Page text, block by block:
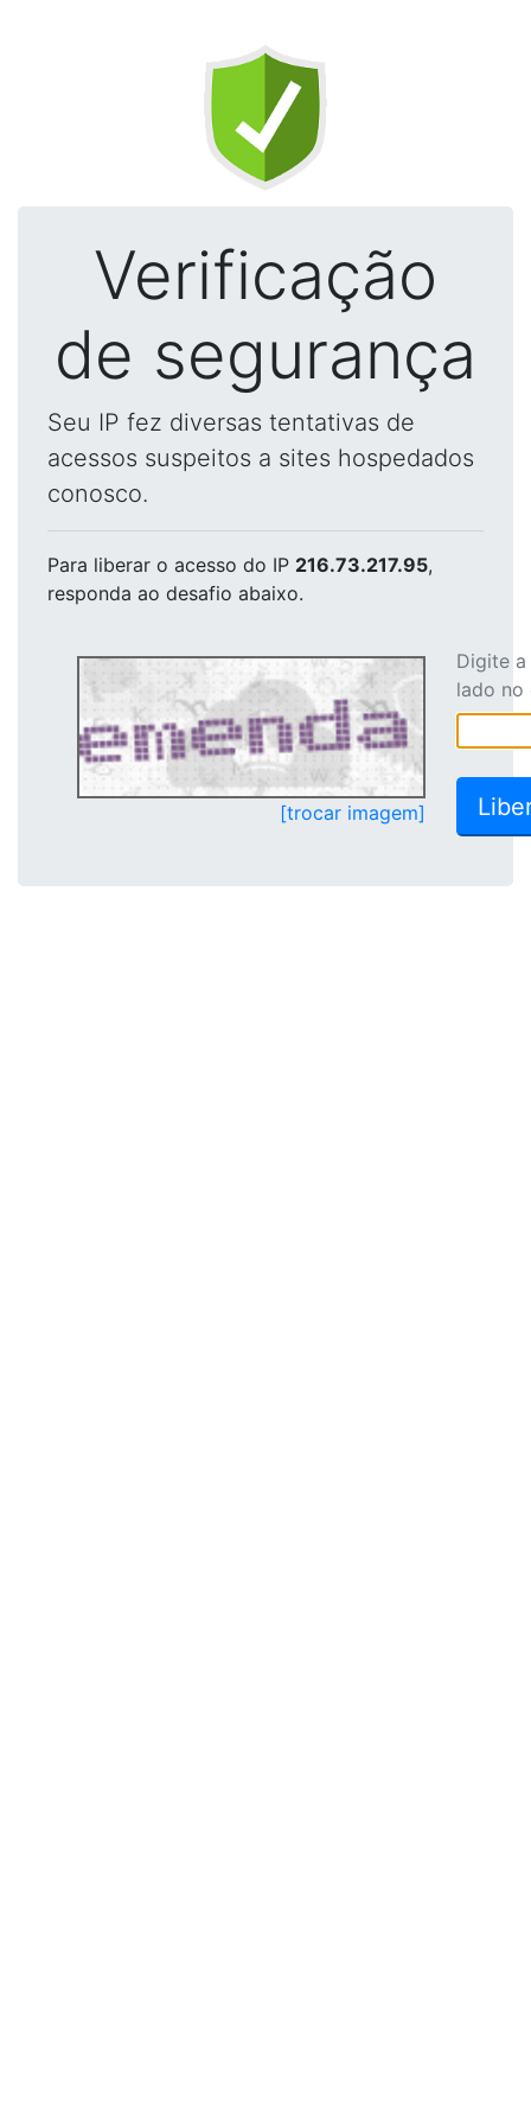
Verificação
de segurança
Seu IP fez diversas tentativas de
acessos suspeitos a sites hospedados
conosco.
Para liberar o acesso do IP 216.73.217.95,
responda ao desafio abaixo.
[trocar imagem]
Digite
lado no